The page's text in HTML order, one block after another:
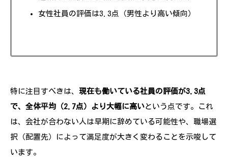
女性社員の評価は3.3点（男性より高い傾向）
特に注目すべきは、 現在も働いている社員の評価が3.3点
で、全体平均（2.7点）より大幅に高いという点です。これ
は、会社が合わない人は早期に辞めている可能性や、職場選
択（配置先）によって満足度が大きく変わることを示唆して
います。